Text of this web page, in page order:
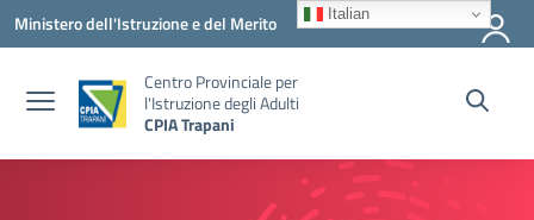
Vai ai contenuti
Vai al menu di navigazione
Vai al footer
Ministero dell'Istruzione e del Merito
Centro Provinciale per
l'Istruzione degli Adulti
CPIA Trapani
Italian